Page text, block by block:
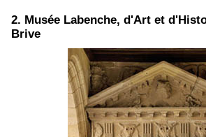
2. Musée Labenche, d'Art et
Brive